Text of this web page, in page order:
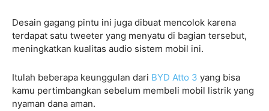
Desain gagang pintu ini juga dibuat mencolok karena
terdapat satu tweeter yang menyatu di bagian tersebut,
meningkatkan kualitas audio sistem mobil ini.
Itulah beberapa keunggulan dari BYD Atto 3 yang bisa
kamu pertimbangkan sebelum membeli mobil listrik yang
nyaman dana aman.